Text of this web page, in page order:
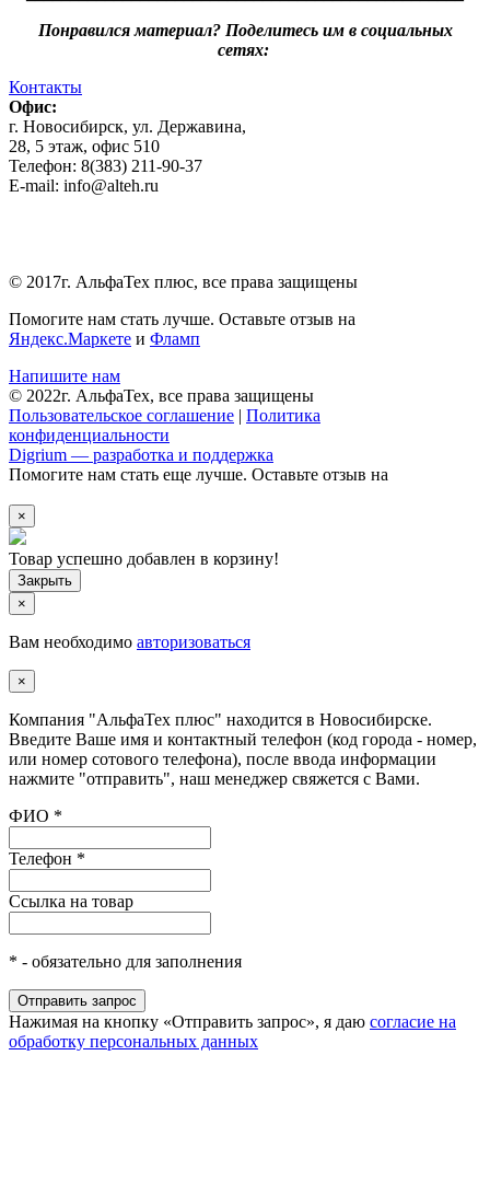
Понравился материал? Поделитесь им в социальных
сетях:
Контакты
Офис:
г. Новосибирск, ул. Державина,
28, 5 этаж, офис 510
Телефон: 8(383) 211-90-37
E-mail: info@alteh.ru
© 2017г. АльфаТех плюс, все права защищены
Помогите нам стать лучше. Оставьте отзыв на
Яндекс.Маркете и Фламп
Напишите нам
© 2022г. АльфаТех, все права защищены
Пользовательское соглашение | Политика
конфиденциальности
Digrium — разработка и поддержка
Помогите нам стать еще лучше. Оставьте отзыв на
×
Товар успешно добавлен в корзину!
×
Вам необходимо авторизоваться
×
Компания "АльфаТех плюс" находится в Новосибирске.
Введите Ваше имя и контактный телефон (код города - номер,
или номер сотового телефона), после ввода информации
нажмите "отправить", наш менеджер свяжется с Вами.
ФИО *
Телефон *
Ссылка на товар
* - обязательно для заполнения
Нажимая на кнопку «Отправить запрос», я даю согласие на
обработку персональных данных